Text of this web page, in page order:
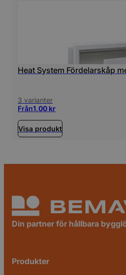
Heat System Fördelarskåp
3 varianter
Från1,00 kr
Visa produkt
Din partner för hållbara
Produkter